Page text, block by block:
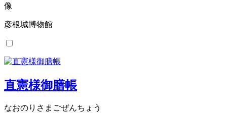
像
彦根城博物館
直憲様御膳帳
なおのりさまごぜんちょう